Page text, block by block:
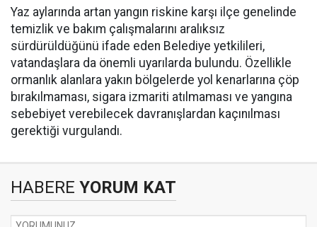
Yaz aylarında artan yangın riskine karşı ilçe genelinde
temizlik ve bakım çalışmalarını aralıksız
sürdürüldüğünü ifade eden Belediye yetkilileri,
vatandaşlara da önemli uyarılarda bulundu. Özellikle
ormanlık alanlara yakın bölgelerde yol kenarlarına çöp
bırakılmaması, sigara izmariti atılmaması ve yangına
sebebiyet verebilecek davranışlardan kaçınılması
gerektiği vurgulandı.
HABERE YORUM KAT